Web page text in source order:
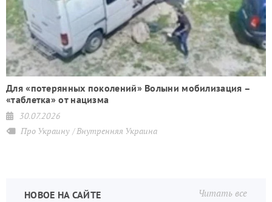
Для «потерянных поколений» Волыни мобилизация –
«таблетка» от нацизма
30.07.2026
Про Украину Внутренняя Украина
Читать все
НОВОЕ НА САЙТЕ